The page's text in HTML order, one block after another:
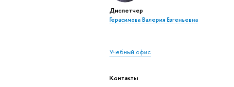
Диспетчер
Герасимова Валерия Евгеньевна
Учебный офис
Контакты